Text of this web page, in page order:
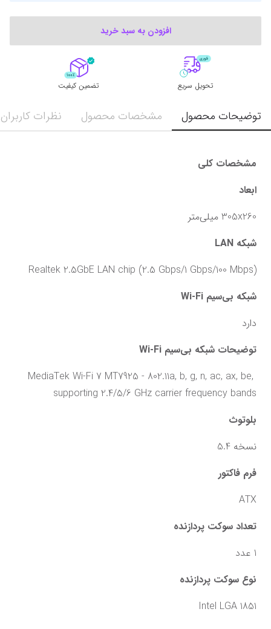
افزودن به سبد خرید
تحویل سریع تضمین کیفیت
توضیحات محصول مشخصات محصول نظرات کاربران
مشخصات کلی
ابعاد
305x260 میلی‌متر
شبکه LAN
Realtek 2.5GbE LAN chip (2.5 Gbps/1 Gbps/100 Mbps)
شبکه بی‌سیم Wi-Fi
دارد
توضیحات شبکه بی‌سیم Wi-Fi
MediaTek Wi-Fi 7 MT7925 - 802.11a, b, g, n, ac, ax, be,
supporting 2.4/5/6 GHz carrier frequency bands
بلوتوث
نسخه 5.4
فرم فاکتور
ATX
تعداد سوکت پردازنده
1 عدد
نوع سوکت پردازنده
Intel LGA 1851